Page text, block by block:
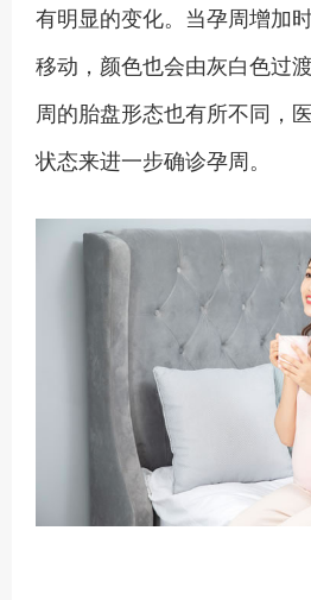
有明显的变化。当孕周增加
移动，颜色也会由灰白色过
周的胎盘形态也有所不同，
状态来进一步确诊孕周。